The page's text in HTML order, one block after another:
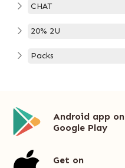
CHAT
20% 2U
Packs
Android app on
Google Play
Get on